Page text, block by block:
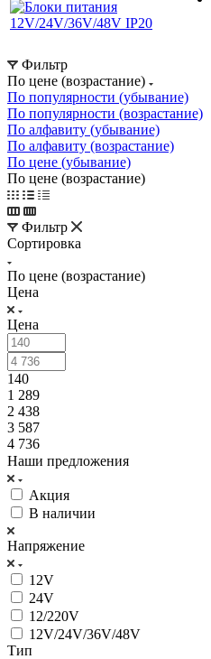
Фильтр
По цене (возрастание)
По популярности (убывание)
По популярности (возрастание)
По алфавиту (убывание)
По алфавиту (возрастание)
По цене (убывание)
По цене (возрастание)
Фильтр
Сортировка
По цене (возрастание)
Цена
Цена
140
1 289
2 438
3 587
4 736
Наши предложения
Акция
В наличии
Напряжение
12V
24V
12/220V
12V/24V/36V/48V
Тип